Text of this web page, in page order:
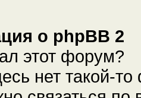
о phpBB 2
этот форум?
нет такой-